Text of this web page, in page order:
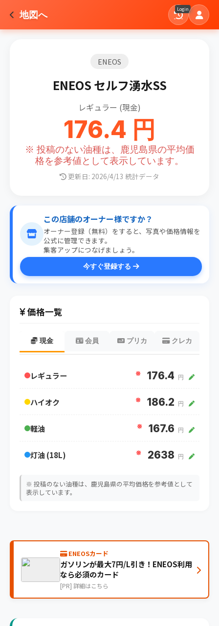
地図へ Login
ENEOS
ENEOS セルフ湧水SS
レギュラー (現金)
176.4 円
※ 投稿のない油種は、鹿児島県の平均価
格を参考値として表示しています。
更新日: 2026/4/13 統計データ
この店舗のオーナー様ですか？
オーナー登録（無料）をすると、写真や価格情報を
公式に管理できます。
集客アップにつなげましょう。
今すぐ登録する
価格一覧
現金 会員 プリカ クレカ
レギュラー ※ 176.4 円
ハイオク ※ 186.2 円
軽油 ※ 167.6 円
灯油 (18L) ※ 2638 円
※ 投稿のない油種は、鹿児島県の平均価格を参考値として
表示しています。
ENEOSカード
ガソリンが最大7円/L引き！ENEOS利用
なら必須のカード
[PR] 詳細はこちら